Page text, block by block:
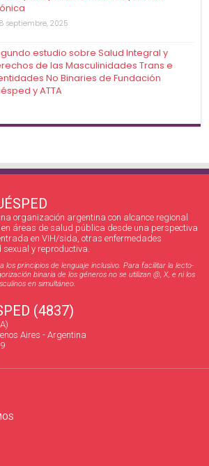
septiembre, 2025
estudio sobre Salud Integral y
de las Masculinidades Trans e
No Binaries de Fundación
y ATTA
organización argentina con alcance regional
áreas de salud pública desde una perspectiva
en VIH/sida, otras enfermedades
y reproductiva.
los principios de lenguaje inclusivo. Para facilitar la lecto-
binaria de los géneros no se utilizan @, X, e ni los
en simultáneo.
(4837)
Aires - Argentina